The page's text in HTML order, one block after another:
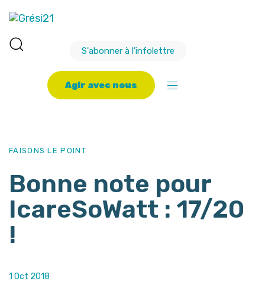
S'abonner à l'infolettre
Agir avec nous
FAISONS LE POINT
Bonne note pour
IcareSoWatt : 17/20
!
1 Oct 2018